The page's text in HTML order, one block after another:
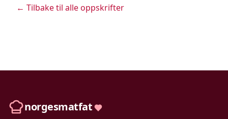
← Tilbake til alle oppskrifter
norgesmatfat